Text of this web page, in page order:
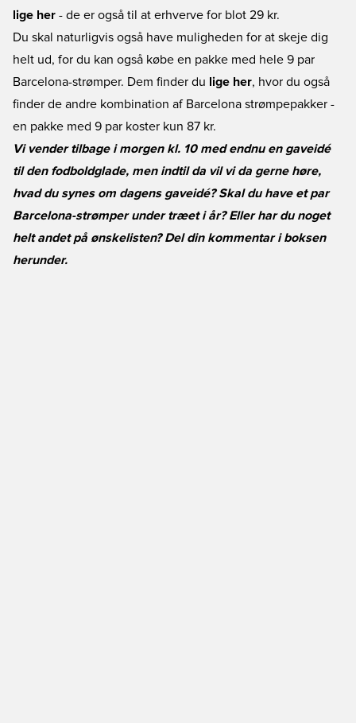
lige her - de er også til at erhverve for blot 29 kr.
Du skal naturligvis også have muligheden for at skeje dig
helt ud, for du kan også købe en pakke med hele 9 par
Barcelona-strømper. Dem finder du
lige her, hvor du også
finder de andre kombination af Barcelona strømpepakker -
en pakke med 9 par koster kun 87 kr.
Vi vender tilbage i morgen kl. 10 med endnu en gaveidé
til den fodboldglade, men indtil da vil vi da gerne høre,
hvad du synes om dagens gaveidé? Skal du have et par
Barcelona-strømper under træet i år? Eller har du noget
helt andet på ønskelisten? Del din kommentar i boksen
herunder.